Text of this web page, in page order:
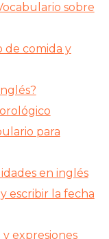
sobre
de comida y
para
en inglés
escribir la fecha
y expresiones